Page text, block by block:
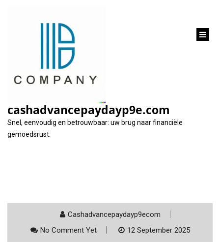
cashadvancepaydayp9e.com
Snel, eenvoudig en betrouwbaar: uw brug naar financiële
gemoedsrust.
Categorie:
Cashadvancepaydayp9ecom
No Comment Yet
12 September 2025